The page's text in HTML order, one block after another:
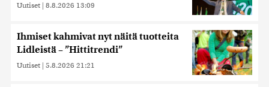
Uutiset | 8.8.2026 13:09
Ihmiset kahmivat nyt näitä tuotteita
Lidleistä – ”Hittitrendi”
Uutiset | 5.8.2026 21:21